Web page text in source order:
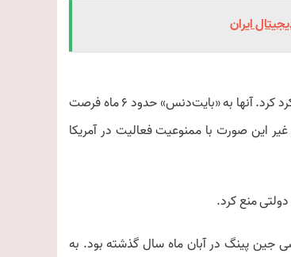
ایران
مجلس نمایندگان آمریکا در ۲۳ اسفند سال گذشته یک طرح قانونی دو حزبی را تصویب کرد کرد. آنها به «بایت‌دنس» حدود ۶ ماه فرصت
این صورت با ممنوعیت فعالیت در آمریکا
پینگ در آبان ماه سال گذشته بود. به